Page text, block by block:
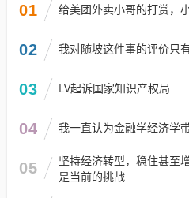
01 给美团外卖小哥的打赏，
02 我对随坡这件事的评价只
03 LV起诉国家知识产权局
04 我一直认为金融学经济学
05
坚持经济转型，稳住甚至
是当前的挑战